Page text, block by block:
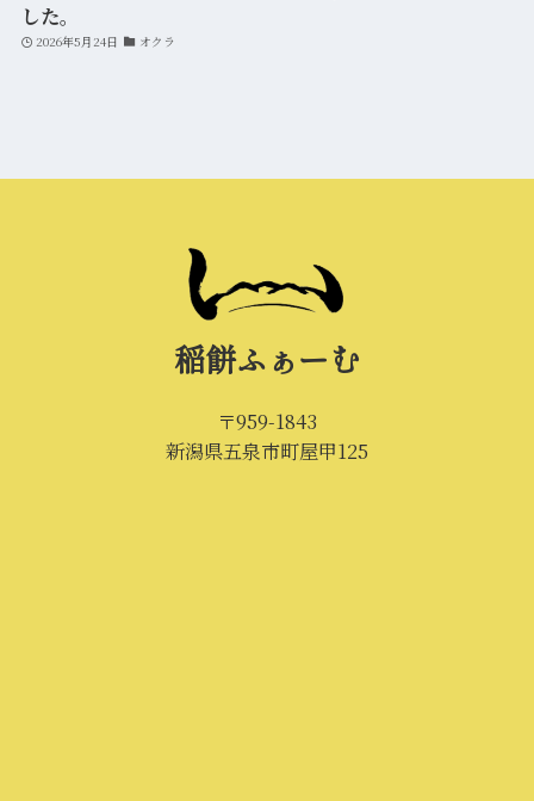
した。
2026年5月24日 オクラ
稲餅ふぁーむ
〒959-1843
新潟県五泉市町屋甲125